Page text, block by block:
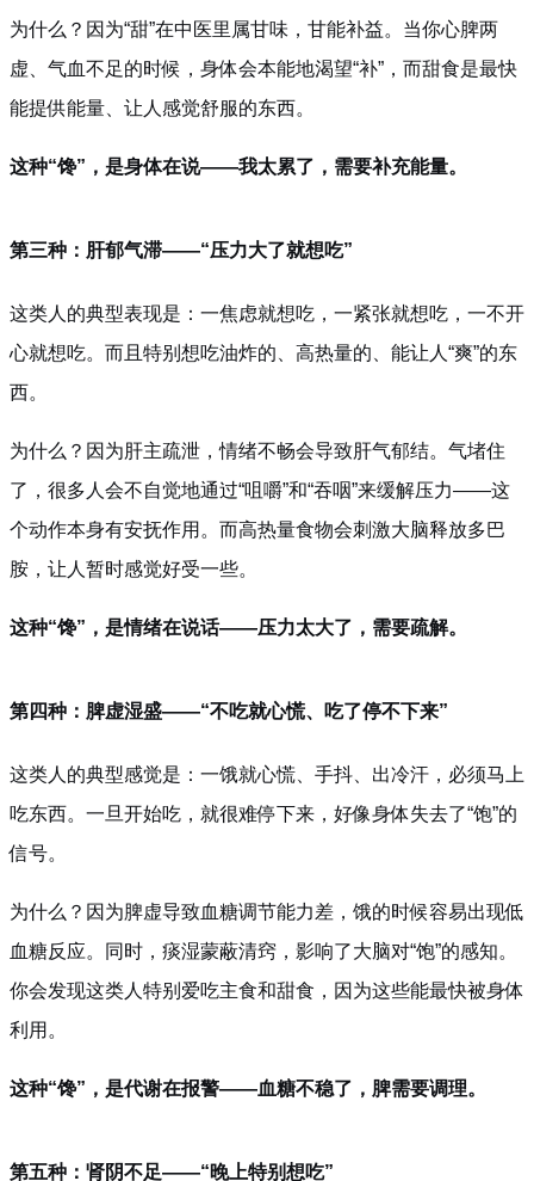
为什么？因为“甜”在中医里属甘味，甘能补益。当你心脾两
虚、气血不足的时候，身体会本能地渴望“补”，而甜食是最快
能提供能量、让人感觉舒服的东西。
这种“馋”，是身体在说——我太累了，需要补充能量。
第三种：肝郁气滞——“压力大了就想吃”
这类人的典型表现是：一焦虑就想吃，一紧张就想吃，一不开
心就想吃。而且特别想吃油炸的、高热量的、能让人“爽”的东
西。
为什么？因为肝主疏泄，情绪不畅会导致肝气郁结。气堵住
了，很多人会不自觉地通过“咀嚼”和“吞咽”来缓解压力——这
个动作本身有安抚作用。而高热量食物会刺激大脑释放多巴
胺，让人暂时感觉好受一些。
这种“馋”，是情绪在说话——压力太大了，需要疏解。
第四种：脾虚湿盛——“不吃就心慌、吃了停不下来”
这类人的典型感觉是：一饿就心慌、手抖、出冷汗，必须马上
吃东西。一旦开始吃，就很难停下来，好像身体失去了“饱”的
信号。
为什么？因为脾虚导致血糖调节能力差，饿的时候容易出现低
血糖反应。同时，痰湿蒙蔽清窍，影响了大脑对“饱”的感知。
你会发现这类人特别爱吃主食和甜食，因为这些能最快被身体
利用。
这种“馋”，是代谢在报警——血糖不稳了，脾需要调理。
第五种：肾阴不足——“晚上特别想吃”